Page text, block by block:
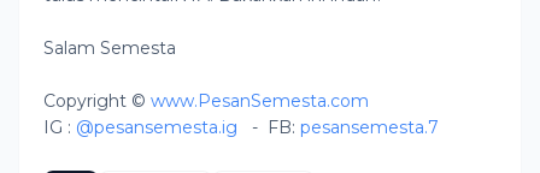
Salam Semesta
Copyright © www.PesanSemesta.com
IG : @pesansemesta.ig - FB: pesansemesta.7